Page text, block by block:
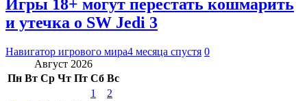
Игры 18+ могут перестать кошмарить
и утечка о SW Jedi 3
Навигатор игрового мира4 месяца спустя 0
Август 2026
Пн Вт Ср Чт Пт Сб Вс
1
2